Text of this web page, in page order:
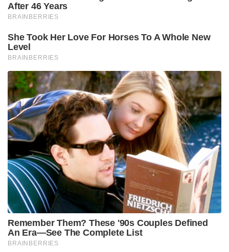
ആളുകളെ ദാരിദ്ര്യത്തിൽ നിന്ന് മോചിപ്പിച്ചത് നമ്മുടെ
നയങ്ങൾ ശരിയാണെന്ന് തെളിയിക്കുന്നു,”
Stories you may like
ബെവ്കോയിൽ വടംവലി; തീരുമാനങ്ങളെടുക്കുന്നത്
വകുപ്പ് അറിയാതെ, എംഡി യോഗേഷ് ഗുപ്തയോട്
വിശദീകരണം തേടാൻ മന്ത്രി എം. ലിജു!
3.25 ലക്ഷം കോടിയുടെ മെഗാ കരാർ; 94 റഫാൽ
യുദ്ധവിമാനങ്ങൾ ഇന്ത്യയിൽ നിർമ്മിക്കും,
ഫ്രാൻസിന്റെ വൻ ഓഫർ
“ഇന്നത്തെ ഈ വിജയം രാജ്യത്തെ ഓരോ
വ്യക്തിയുടെയും സ്വപ്നങ്ങൾ ഒരു ദിവസം
യാഥാർത്ഥ്യമാകുമെന്ന് പറയുന്നു. വികസിത ഇന്ത്യ
എന്ന സ്വപ്നം ഇനി ഒരു പാർട്ടിയുടേതോ
വ്യക്തിയുടെയോ സ്വന്തമല്ല. അത് രാജ്യത്തെ ഓരോ
പൗരന്റെയും സ്വപ്നമായി മാറിയിരിക്കുന്നു. നമ്മുടെ
ജീവിതത്തിലെ ഓരോ നിമിഷവും അതിന്റെ